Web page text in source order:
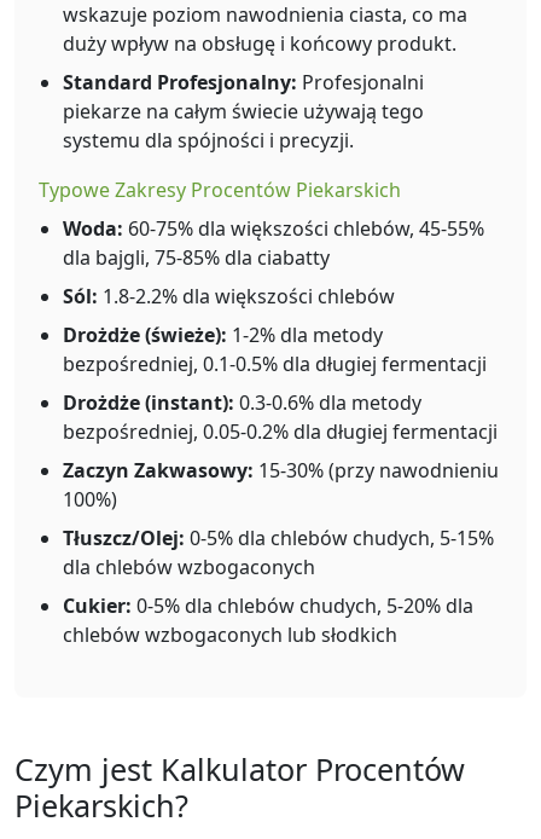
wskazuje poziom nawodnienia ciasta, co ma
duży wpływ na obsługę i końcowy produkt.
Standard Profesjonalny: Profesjonalni
piekarze na całym świecie używają tego
systemu dla spójności i precyzji.
Typowe Zakresy Procentów Piekarskich
Woda: 60-75% dla większości chlebów, 45-55%
dla bajgli, 75-85% dla ciabatty
Sól: 1.8-2.2% dla większości chlebów
Drożdże (świeże): 1-2% dla metody
bezpośredniej, 0.1-0.5% dla długiej fermentacji
Drożdże (instant): 0.3-0.6% dla metody
bezpośredniej, 0.05-0.2% dla długiej fermentacji
Zaczyn Zakwasowy: 15-30% (przy nawodnieniu
100%)
Tłuszcz/Olej: 0-5% dla chlebów chudych, 5-15%
dla chlebów wzbogaconych
Cukier: 0-5% dla chlebów chudych, 5-20% dla
chlebów wzbogaconych lub słodkich
Czym jest Kalkulator Procentów
Piekarskich?